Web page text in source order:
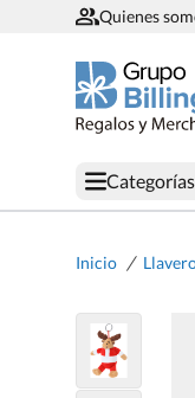
Quienes
Categorías
Inicio /